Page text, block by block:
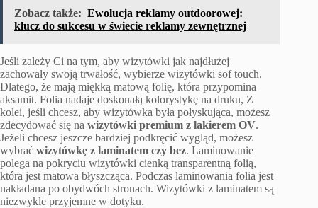
Zobacz także: Ewolucja reklamy outdoorowej:
klucz do sukcesu w świecie reklamy zewnętrznej
Jeśli zależy Ci na tym, aby wizytówki jak najdłużej
zachowały swoją trwałość, wybierze wizytówki sof touch.
Dlatego, że mają miękką matową folię, która przypomina
aksamit. Folia nadaje doskonałą kolorystykę na druku, Z
kolei, jeśli chcesz, aby wizytówka była połyskująca, możesz
zdecydować się na wizytówki premium z lakierem OV.
Jeżeli chcesz jeszcze bardziej podkręcić wygląd, możesz
wybrać wizytówkę z laminatem czy bez. Laminowanie
polega na pokryciu wizytówki cienką transparentną folią,
która jest matowa błyszcząca. Podczas laminowania folia jest
nakładana po obydwóch stronach. Wizytówki z laminatem są
niezwykle przyjemne w dotyku.